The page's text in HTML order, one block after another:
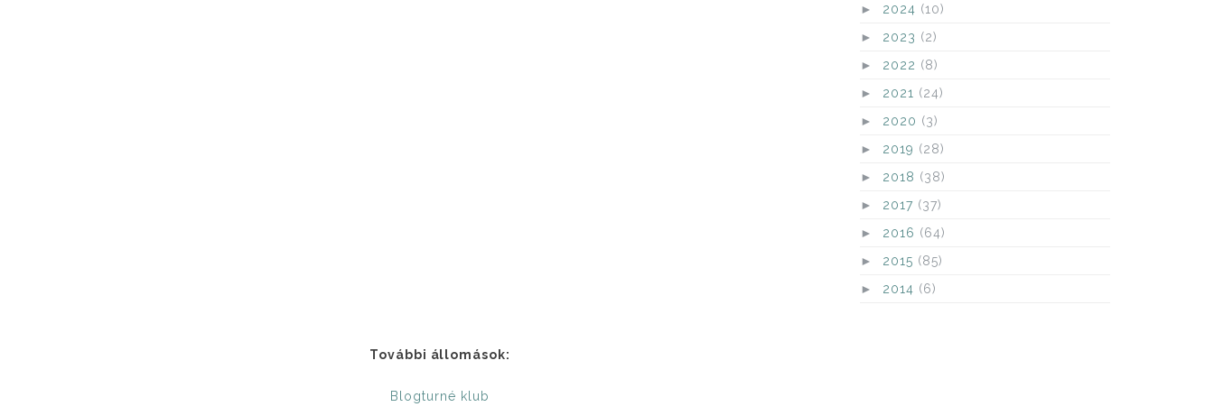
További állomások:
Blogturné klub
► 2024 (10)
► 2023 (2)
► 2022 (8)
► 2021 (24)
► 2020 (3)
► 2019 (28)
► 2018 (38)
► 2017 (37)
► 2016 (64)
► 2015 (85)
► 2014 (6)